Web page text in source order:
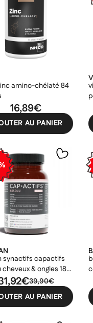
amino-chélaté 84
16,89€
AU PANIER
synactifs capactifs
& ongles 180
39,90€
AU PANIER